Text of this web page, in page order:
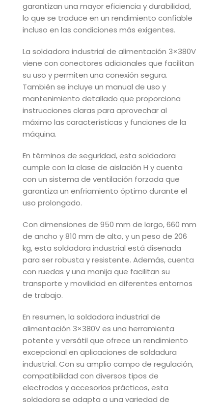
garantizan una mayor eficiencia y durabilidad,
lo que se traduce en un rendimiento confiable
incluso en las condiciones más exigentes.
La soldadora industrial de alimentación 3×380V
viene con conectores adicionales que facilitan
su uso y permiten una conexión segura.
También se incluye un manual de uso y
mantenimiento detallado que proporciona
instrucciones claras para aprovechar al
máximo las características y funciones de la
máquina.
En términos de seguridad, esta soldadora
cumple con la clase de aislación H y cuenta
con un sistema de ventilación forzada que
garantiza un enfriamiento óptimo durante el
uso prolongado.
Con dimensiones de 950 mm de largo, 660 mm
de ancho y 810 mm de alto, y un peso de 206
kg, esta soldadora industrial está diseñada
para ser robusta y resistente. Además, cuenta
con ruedas y una manija que facilitan su
transporte y movilidad en diferentes entornos
de trabajo.
En resumen, la soldadora industrial de
alimentación 3×380V es una herramienta
potente y versátil que ofrece un rendimiento
excepcional en aplicaciones de soldadura
industrial. Con su amplio campo de regulación,
compatibilidad con diversos tipos de
electrodos y accesorios prácticos, esta
soldadora se adapta a una variedad de